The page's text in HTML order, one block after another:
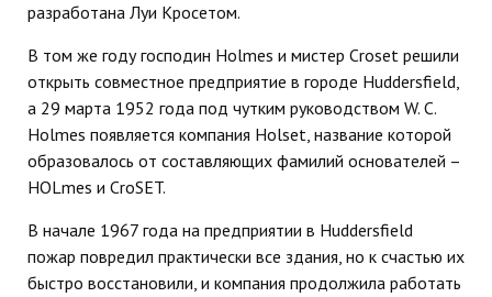
разработана Луи Кросетом.
В том же году господин Holmes и мистер Croset решили
открыть совместное предприятие в городе Huddersfield,
а 29 марта 1952 года под чутким руководством W. C.
Holmes появляется компания Holset, название которой
образовалось от составляющих фамилий основателей –
HOLmes и CroSET.
В начале 1967 года на предприятии в Huddersfield
пожар повредил практически все здания, но к счастью их
быстро восстановили, и компания продолжила работать